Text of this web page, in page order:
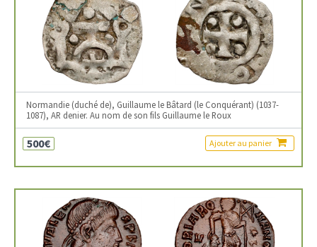
Normandie (duché de), Guillaume le Bâtard (le Conquérant) (1037-
1087), AR denier. Au nom de son fils Guillaume le Roux
500€ Ajouter au panier